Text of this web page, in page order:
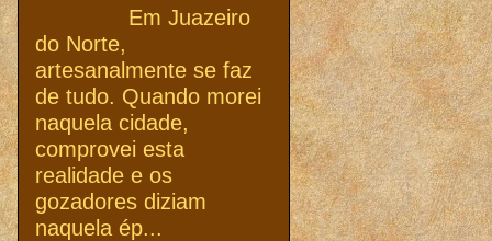
Em Juazeiro
do Norte,
artesanalmente se faz
de tudo. Quando morei
naquela cidade,
comprovei esta
realidade e os
gozadores diziam
naquela ép...